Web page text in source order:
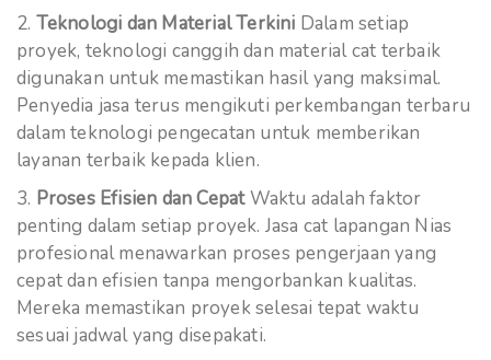
Teknologi dan Material Terkini Dalam setiap
proyek, teknologi canggih dan material cat terbaik
digunakan untuk memastikan hasil yang maksimal.
Penyedia jasa terus mengikuti perkembangan terbaru
dalam teknologi pengecatan untuk memberikan
layanan terbaik kepada klien.
Proses Efisien dan CepatWaktu adalah faktor
penting dalam setiap proyek. Jasa cat lapangan Nias
profesional menawarkan proses pengerjaan yang
cepat dan efisien tanpa mengorbankan kualitas.
Mereka memastikan proyek selesai tepat waktu
sesuai jadwal yang disepakati.